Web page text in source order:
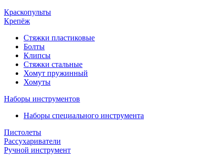
Краскопульты
Крепёж
Стяжки пластиковые
Болты
Клипсы
Стяжки стальные
Хомут пружинный
Хомуты
Наборы инструментов
Наборы специального инструмента
Пистолеты
Рассухариватели
Ручной инструмент